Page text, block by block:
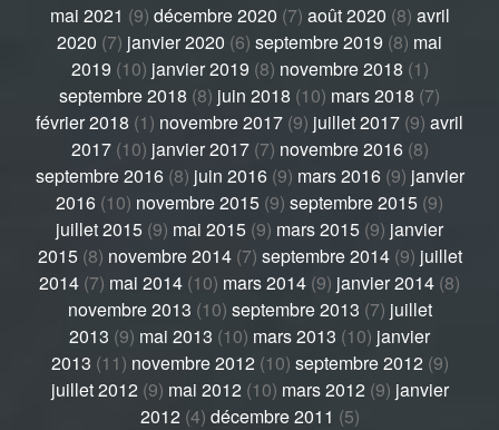
mai 2021 (9) décembre 2020 (7) août 2020 (8) avril
2020 (7) janvier 2020 (6) septembre 2019 (8) mai
2019 (10) janvier 2019 (8) novembre 2018 (1)
septembre 2018 (8) juin 2018 (10) mars 2018 (7)
février 2018 (1) novembre 2017 (9) juillet 2017 (9) avril
2017(10) janvier 2017(7) novembre 2016(8)
septembre 2016(8) juin 2016(9) mars 2016(9) janvier
2016 (10) novembre 2015 (9) septembre 2015 (9)
juillet 2015 (9) mai 2015 (9) mars 2015 (9) janvier
2015(8) novembre 2014(7) septembre 2014(9) juillet
2014 (7) mai 2014 (10) mars 2014 (9) janvier 2014 (8)
novembre 2013 (10) septembre 2013 (7) juillet
2013 (9) mai 2013 (10) mars 2013 (10) janvier
2013 (11) novembre 2012(10) septembre 2012(9)
juillet 2012 (9) mai 2012(10) mars 2012 (9) janvier
2012(4) décembre 2011 (5)